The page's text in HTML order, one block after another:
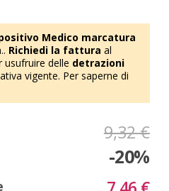
Medico marcatura
Richiedi la fattura al
delle detrazioni
vigente. Per saperne di
9,32 €
-20%